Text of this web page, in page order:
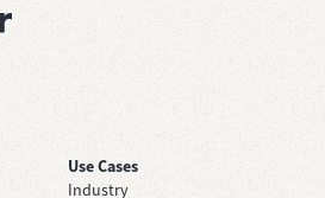
Use Cases
Industry